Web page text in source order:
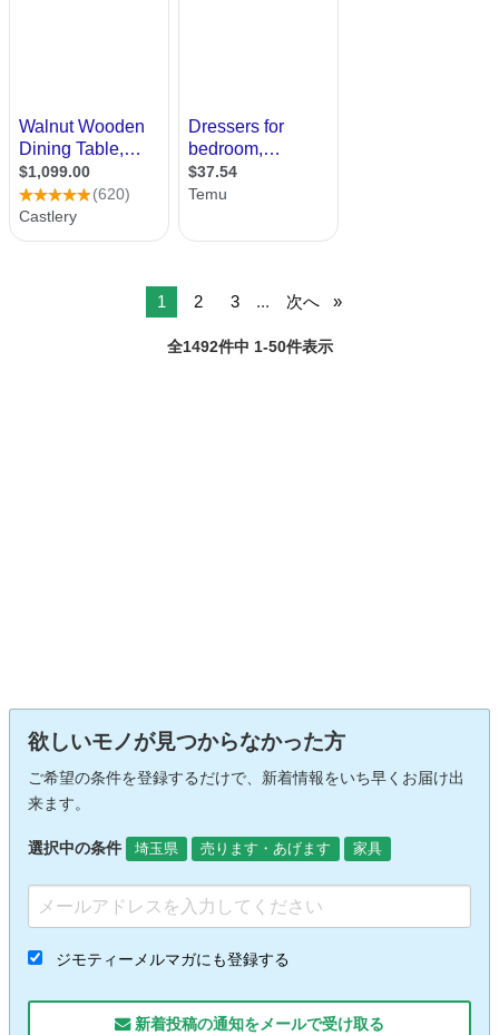
1 2 3 ... 次へ
全1492件中 1-50件表示
欲しいモノが見つからなかった方
ご希望の条件を登録するだけで、新着情報をいち早くお届け出
来ます。
選択中の条件 埼玉県 売ります・あげます 家具
ジモティーメルマガにも登録する
新着投稿の通知をメールで受け取る